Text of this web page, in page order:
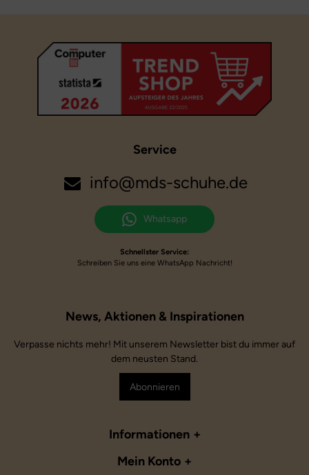
Service
info@mds-schuhe.de
Whatsapp
Schnellster Service:
Schreiben Sie uns eine WhatsApp Nachricht!
Informationen
Mein Konto
Verpasse nichts mehr! Mit unserem Newsletter bist du immer auf
dem neusten Stand.
Abonnieren